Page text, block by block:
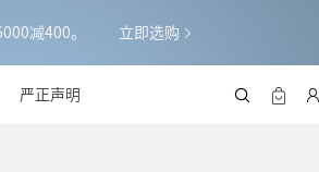
减400。 立即选购
严正声明